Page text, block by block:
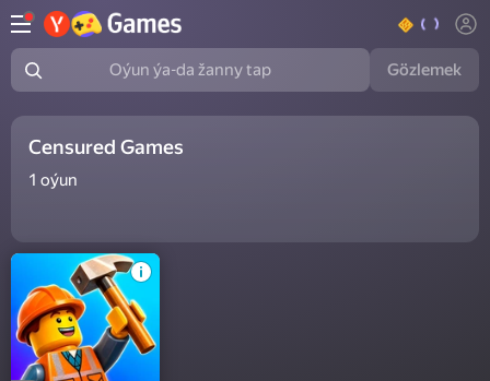
Oýun ýa-da žanny tap Gözlemek
Censured Games
1 oýun